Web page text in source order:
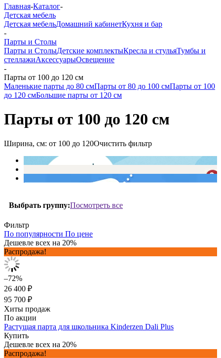
Главная-Каталог-
Детская мебель
Детская мебельДомашний кабинетКухня и бар
-
Парты и Столы
Парты и СтолыДетские комплектыКресла и стульяТумбы и
стеллажиАксессуарыОсвещение
-
Парты от 100 до 120 см
Маленькие парты до 80 смПарты от 80 до 100 смПарты от 100
до 120 смБольшие парты от 120 см
Парты от 100 до 120 см
Ширина, см: от 100 до 120Очистить фильтр
Выбрать группу:Посмотреть все
Фильтр
По популярности По цене
Дешевле всех на 20%
Распродажа!
–72%
26 400 ₽
95 700 ₽
Хиты продаж
По акции
Растущая парта для школьника Kinderzen Dali Plus
Купить
Дешевле всех на 20%
Распродажа!